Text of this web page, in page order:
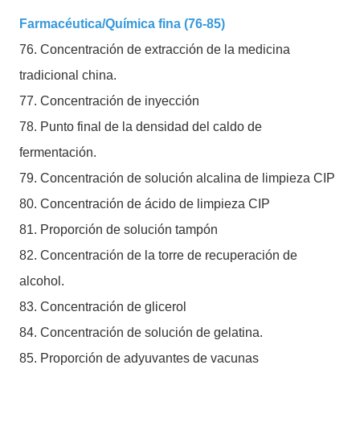
Farmacéutica/Química fina (76-85)
76. Concentración de extracción de la medicina
tradicional china.
77. Concentración de inyección
78. Punto final de la densidad del caldo de
fermentación.
79. Concentración de solución alcalina de limpieza CIP
80. Concentración de ácido de limpieza CIP
81. Proporción de solución tampón
82. Concentración de la torre de recuperación de
alcohol.
83. Concentración de glicerol
84. Concentración de solución de gelatina.
85. Proporción de adyuvantes de vacunas